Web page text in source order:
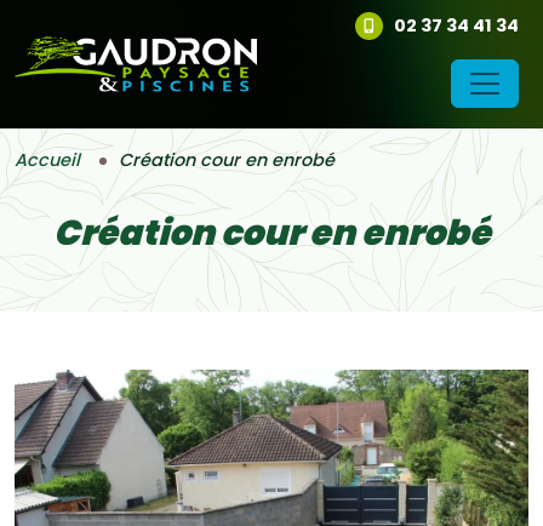
02 37 34 41 34
Accueil Création cour en enrobé
Création cour en enrobé